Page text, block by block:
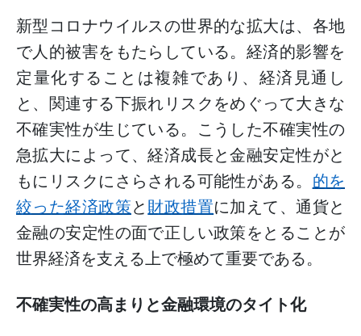
新型コロナウイルスの世界的な拡大は、各地
で人的被害をもたらしている。経済的影響を
定量化することは複雑であり、経済見通し
と、関連する下振れリスクをめぐって大きな
不確実性が生じている。こうした不確実性の
急拡大によって、経済成長と金融安定性がと
もにリスクにさらされる可能性がある。的を
絞った経済政策と財政措置に加えて、通貨と
金融の安定性の面で正しい政策をとることが
世界経済を支える上で極めて重要である。
不確実性の高まりと金融環境のタイト化